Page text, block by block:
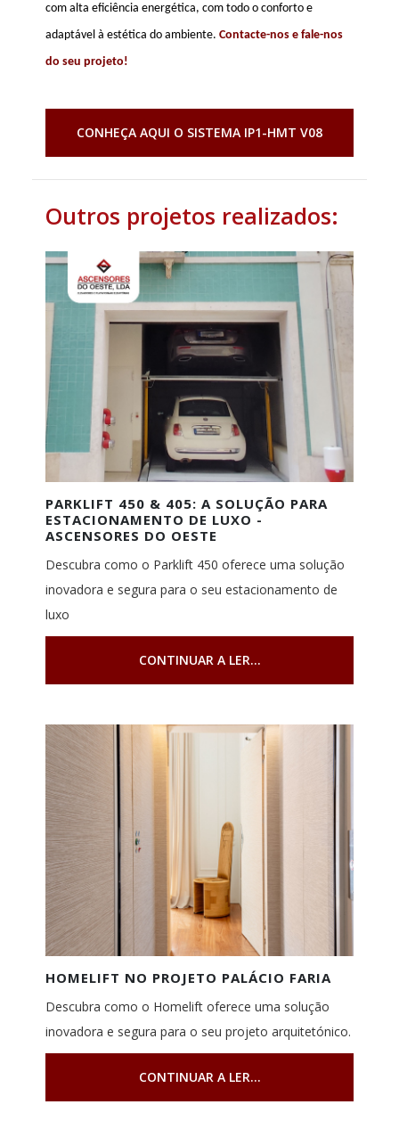
com alta eficiência energética, com todo o conforto e
adaptável à estética do ambiente. Contacte-nos e fale-nos
do seu projeto!
CONHEÇA AQUI O SISTEMA IP1-HMT V08
Outros projetos realizados:
PARKLIFT 450 & 405: A SOLUÇÃO PARA
ESTACIONAMENTO DE LUXO -
ASCENSORES DO OESTE
Descubra como o Parklift 450 oferece uma solução
inovadora e segura para o seu estacionamento de
luxo
CONTINUAR A LER...
HOMELIFT NO PROJETO PALÁCIO FARIA
Descubra como o Homelift oferece uma solução
inovadora e segura para o seu projeto arquitetónico.
CONTINUAR A LER...